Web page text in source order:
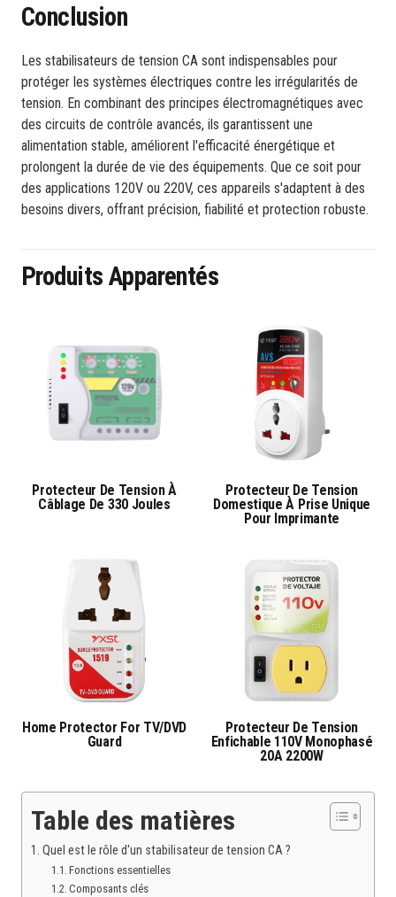
Conclusion
Les stabilisateurs de tension CA sont indispensables pour
protéger les systèmes électriques contre les irrégularités de
tension. En combinant des principes électromagnétiques avec
des circuits de contrôle avancés, ils garantissent une
alimentation stable, améliorent l'efficacité énergétique et
prolongent la durée de vie des équipements. Que ce soit pour
des applications 120V ou 220V, ces appareils s'adaptent à des
besoins divers, offrant précision, fiabilité et protection robuste.
Produits Apparentés
Protecteur De Tension À
Câblage De 330 Joules
Protecteur De Tension
Domestique À Prise Unique
Pour Imprimante
Home Protector For TV/DVD
Guard
Protecteur De Tension
Enfichable 110V Monophasé
20A 2200W
Table des matières
Quel est le rôle d'un stabilisateur de tension CA ?
Fonctions essentielles
Composants clés